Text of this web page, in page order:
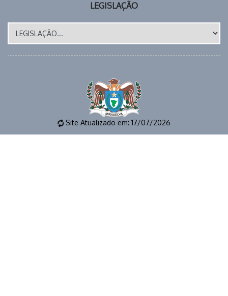
LEGISLAÇÃO
Site Atualizado em: 17/07/2026